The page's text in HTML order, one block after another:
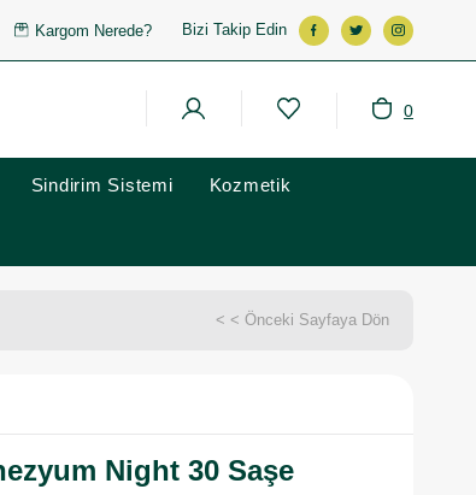
Kargom Nerede? Bizi Takip Edin
0
Sindirim Sistemi Kozmetik
< < Önceki Sayfaya Dön
Night 30 Saşe